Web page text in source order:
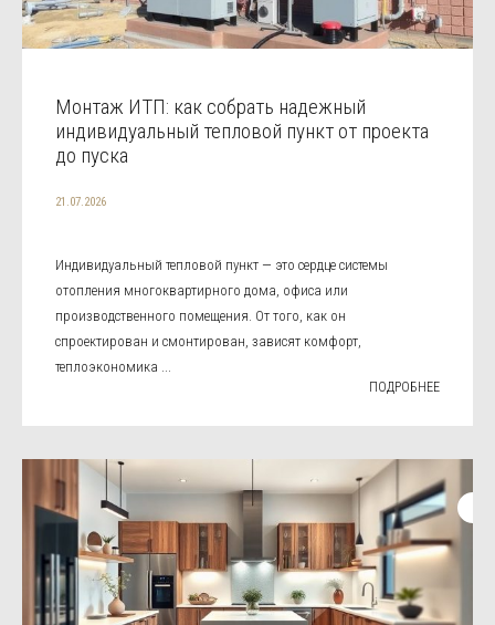
Монтаж ИТП: как собрать надежный
индивидуальный тепловой пункт от проекта
до пуска
21.07.2026
Индивидуальный тепловой пункт — это сердце системы
отопления многоквартирного дома, офиса или
производственного помещения. От того, как он
спроектирован и смонтирован, зависят комфорт,
теплоэкономика ...
ПОДРОБНЕЕ